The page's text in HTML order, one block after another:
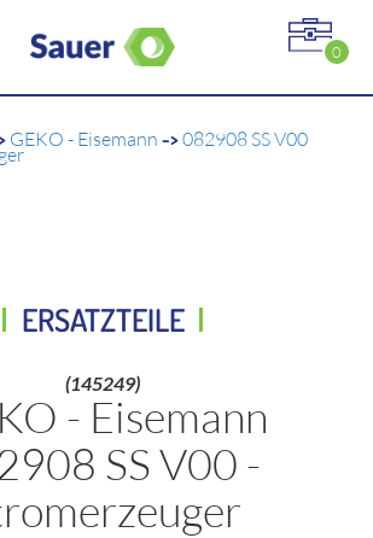
0
GEKO - Eisemann ->082908 SS V00
ERSATZTEILE
(145249)
- Eisemann
SS V00 -